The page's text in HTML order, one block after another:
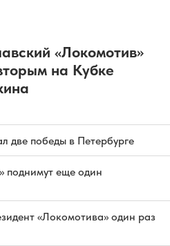
«Локомотив»
на Кубке
две победы в Петербурге
поднимут еще один
«Локомотива» один раз